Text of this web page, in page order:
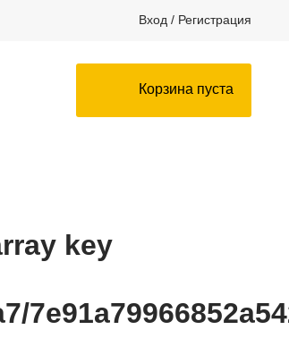
Вход / Регистрация
Корзина пуста
key